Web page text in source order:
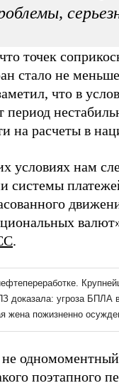
точек
стало не
что в
период
на расчеты в
условиях нам
системы
.
поэтапного